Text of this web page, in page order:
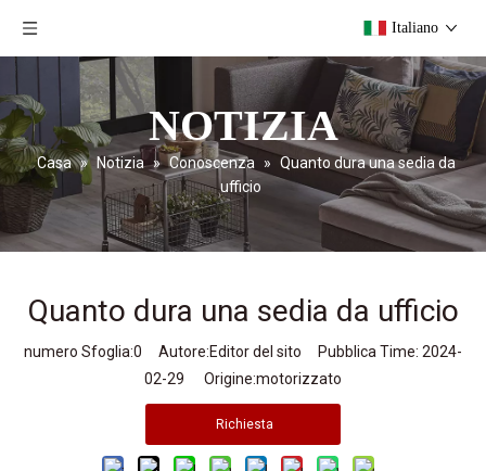
Italiano
NOTIZIA
Casa » Notizia » Conoscenza » Quanto dura una sedia da
ufficio
Quanto dura una sedia da ufficio
numero Sfoglia:0 Autore:Editor del sito Pubblica Time: 2024-
02-29 Origine:motorizzato
Richiesta